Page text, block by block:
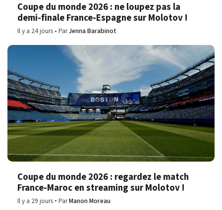
Coupe du monde 2026 : ne loupez pas la
demi-finale France-Espagne sur Molotov !
Il y a 24 jours ParJenna Barabinot
Coupe du monde 2026 : regardez le match
France-Maroc en streaming sur Molotov !
Il y a 29 jours ParManon Moreau